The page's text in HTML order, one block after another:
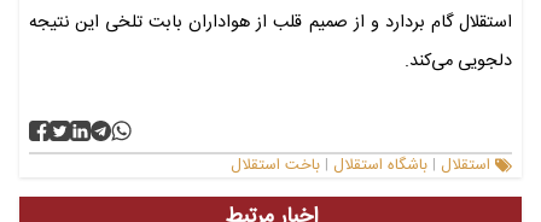
استقلال گام بردارد و از صمیم قلب از هواداران بابت تلخی این نتیجه
دلجویی می‌کند.
استقلال | باشگاه استقلال | باخت استقلال